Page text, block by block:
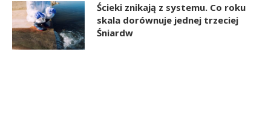
Ścieki znikają z systemu. Co roku
skala dorównuje jednej trzeciej
Śniardw